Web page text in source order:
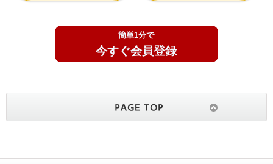
簡単1分で
今すぐ会員登録